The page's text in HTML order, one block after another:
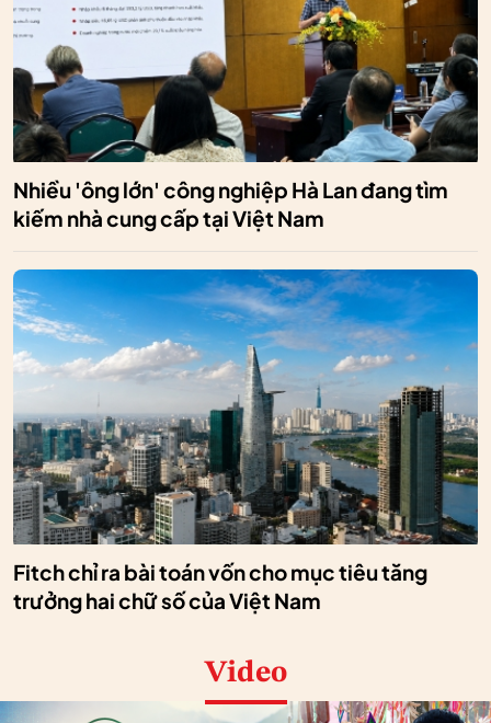
Nhiều 'ông lớn' công nghiệp Hà Lan đang tìm
kiếm nhà cung cấp tại Việt Nam
Fitch chỉ ra bài toán vốn cho mục tiêu tăng
trưởng hai chữ số của Việt Nam
Video